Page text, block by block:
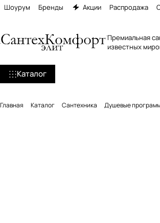
Шоурум Бренды Акции Распродажа
Премиальная
известных
Каталог
Главная Каталог Сантехника Душевые